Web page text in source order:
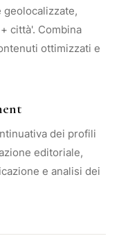
città'. Combina
ottimizzati e
dei profili
editoriale,
e analisi dei